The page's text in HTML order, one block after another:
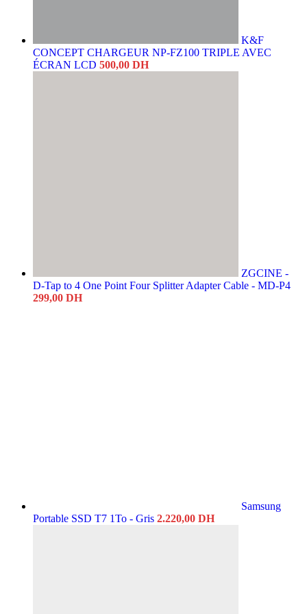
K&F
CONCEPT CHARGEUR NP-FZ100 TRIPLE AVEC
ÉCRAN LCD 500,00 DH
ZGCINE -
D-Tap to 4 One Point Four Splitter Adapter Cable - MD-P4
299,00 DH
Samsung
Portable SSD T7 1To - Gris 2.220,00 DH